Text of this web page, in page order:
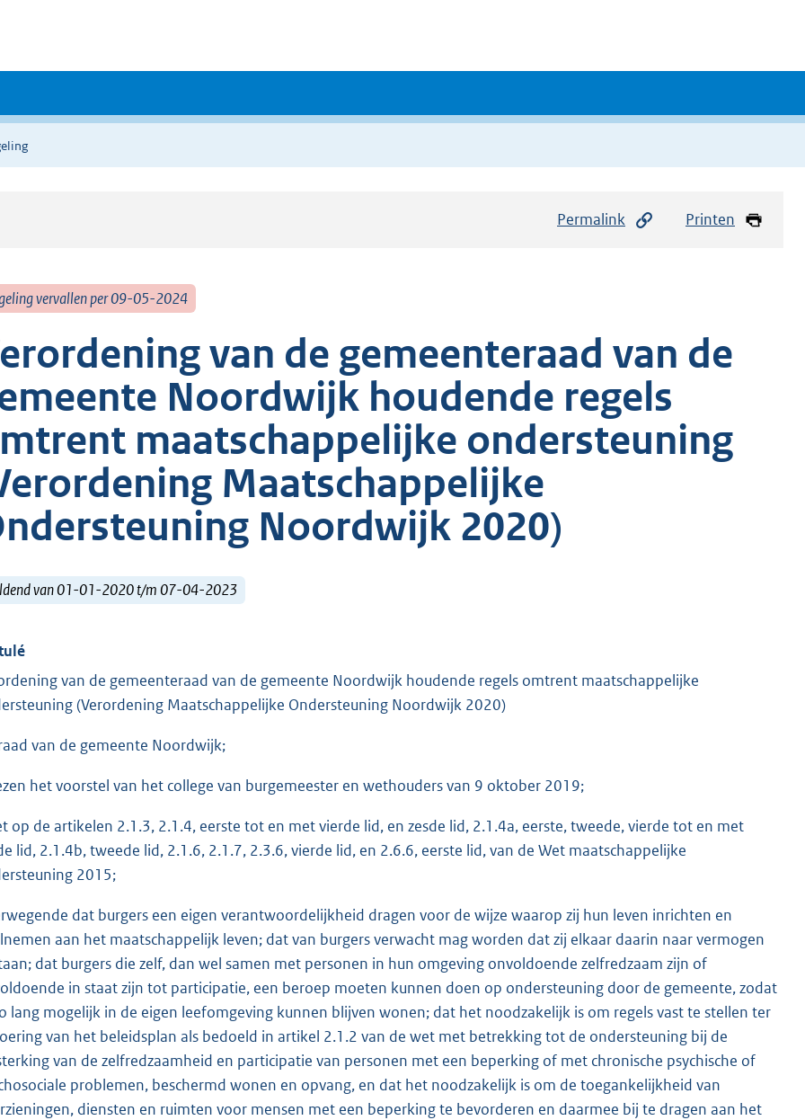
Permalink Printen
vervallen per 09-05-2024
van de gemeenteraad van de
Noordwijk houdende regels
maatschappelijke ondersteuning
Maatschappelijke
Noordwijk 2020)
van 01-01-2020 t/m 07-04-2023
van de gemeenteraad van de gemeente Noordwijk houdende regels omtrent maatschappelijke
(Verordening Maatschappelijke Ondersteuning Noordwijk 2020)
van de gemeente Noordwijk;
het voorstel van het college van burgemeester en wethouders van 9 oktober 2019;
op de artikelen 2.1.3, 2.1.4, eerste tot en met vierde lid, en zesde lid, 2.1.4a, eerste, tweede, vierde tot en met
lid, 2.1.4b, tweede lid, 2.1.6, 2.1.7, 2.3.6, vierde lid, en 2.6.6, eerste lid, van de Wet maatschappelijke
2015;
dat burgers een eigen verantwoordelijkheid dragen voor de wijze waarop zij hun leven inrichten en
aan het maatschappelijk leven; dat van burgers verwacht mag worden dat zij elkaar daarin naar vermogen
dat burgers die zelf, dan wel samen met personen in hun omgeving onvoldoende zelfredzaam zijn of
in staat zijn tot participatie, een beroep moeten kunnen doen op ondersteuning door de gemeente, zodat
lang mogelijk in de eigen leefomgeving kunnen blijven wonen; dat het noodzakelijk is om regels vast te stellen ter
van het beleidsplan als bedoeld in artikel 2.1.2 van de wet met betrekking tot de ondersteuning bij de
van de zelfredzaamheid en participatie van personen met een beperking of met chronische psychische of
problemen, beschermd wonen en opvang, en dat het noodzakelijk is om de toegankelijkheid van
diensten en ruimten voor mensen met een beperking te bevorderen en daarmee bij te dragen aan het